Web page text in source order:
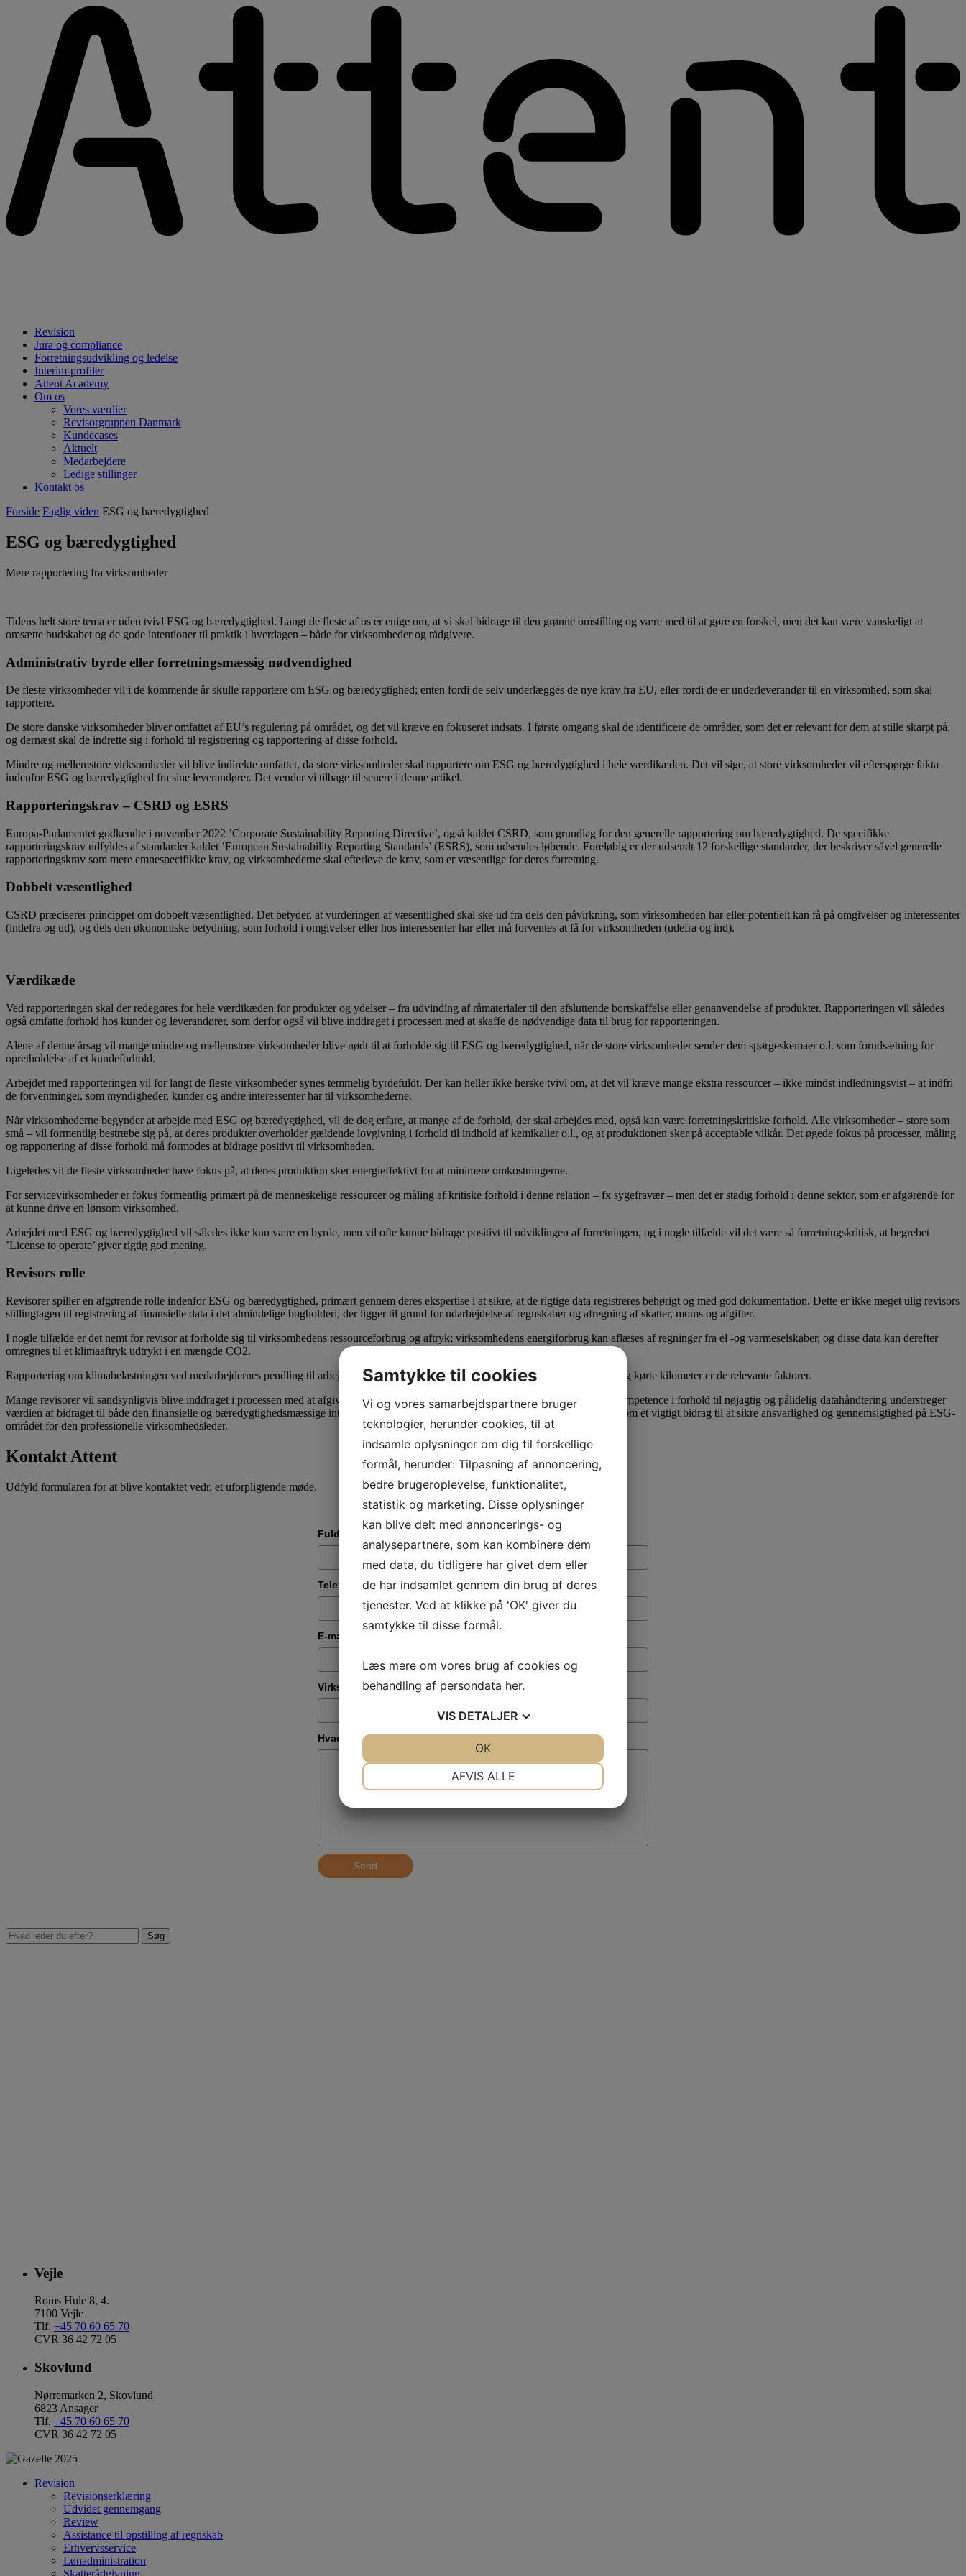
Revision
Jura og compliance
Forretningsudvikling og ledelse
Interim-profiler
Attent Academy
Om os
Vores værdier
Revisorgruppen Danmark
Kundecases
Aktuelt
Medarbejdere
Ledige stillinger
Kontakt os
Forside Faglig viden ESG og bæredygtighed
ESG og bæredygtighed
Mere rapportering fra virksomheder
Tidens helt store tema er uden tvivl ESG og bæredygtighed. Langt de fleste af os er enige om, at vi skal bidrage til den grønne omstilling og være med til at gøre en forskel, men det kan være vanskeligt at
omsætte budskabet og de gode intentioner til praktik i hverdagen – både for virksomheder og rådgivere.
Administrativ byrde eller forretningsmæssig nødvendighed
De fleste virksomheder vil i de kommende år skulle rapportere om ESG og bæredygtighed; enten fordi de selv underlægges de nye krav fra EU, eller fordi de er underleverandør til en virksomhed, som skal
rapportere.
De store danske virksomheder bliver omfattet af EU’s regulering på området, og det vil kræve en fokuseret indsats. I første omgang skal de identificere de områder, som det er relevant for dem at stille skarpt på,
og dernæst skal de indrette sig i forhold til registrering og rapportering af disse forhold.
Mindre og mellemstore virksomheder vil blive indirekte omfattet, da store virksomheder skal rapportere om ESG og bæredygtighed i hele værdikæden. Det vil sige, at store virksomheder vil efterspørge fakta
indenfor ESG og bæredygtighed fra sine leverandører. Det vender vi tilbage til senere i denne artikel.
Rapporteringskrav – CSRD og ESRS
Europa-Parlamentet godkendte i november 2022 ’Corporate Sustainability Reporting Directive’, også kaldet CSRD, som grundlag for den generelle rapportering om bæredygtighed. De specifikke
rapporteringskrav udfyldes af standarder kaldet ’European Sustainability Reporting Standards’ (ESRS), som udsendes løbende. Foreløbig er der udsendt 12 forskellige standarder, der beskriver såvel generelle
rapporteringskrav som mere emnespecifikke krav, og virksomhederne skal efterleve de krav, som er væsentlige for deres forretning.
Dobbelt væsentlighed
CSRD præciserer princippet om dobbelt væsentlighed. Det betyder, at vurderingen af væsentlighed skal ske ud fra dels den påvirkning, som virksomheden har eller potentielt kan få på omgivelser og interessenter
(indefra og ud), og dels den økonomiske betydning, som forhold i omgivelser eller hos interessenter har eller må forventes at få for virksomheden (udefra og ind).
Værdikæde
Ved rapporteringen skal der redegøres for hele værdikæden for produkter og ydelser – fra udvinding af råmaterialer til den afsluttende bortskaffelse eller genanvendelse af produkter. Rapporteringen vil således
også omfatte forhold hos kunder og leverandører, som derfor også vil blive inddraget i processen med at skaffe de nødvendige data til brug for rapporteringen.
Alene af denne årsag vil mange mindre og mellemstore virksomheder blive nødt til at forholde sig til ESG og bæredygtighed, når de store virksomheder sender dem spørgeskemaer o.l. som forudsætning for
opretholdelse af et kundeforhold.
Arbejdet med rapporteringen vil for langt de fleste virksomheder synes temmelig byrdefuldt. Der kan heller ikke herske tvivl om, at det vil kræve mange ekstra ressourcer – ikke mindst indledningsvist – at indfri
de forventninger, som myndigheder, kunder og andre interessenter har til virksomhederne.
Når virksomhederne begynder at arbejde med ESG og bæredygtighed, vil de dog erfare, at mange af de forhold, der skal arbejdes med, også kan være forretningskritiske forhold. Alle virksomheder – store som
små – vil formentlig bestræbe sig på, at deres produkter overholder gældende lovgivning i forhold til indhold af kemikalier o.l., og at produktionen sker på acceptable vilkår. Det øgede fokus på processer, måling
og rapportering af disse forhold må formodes at bidrage positivt til virksomheden.
Ligeledes vil de fleste virksomheder have fokus på, at deres produktion sker energieffektivt for at minimere omkostningerne.
For servicevirksomheder er fokus formentlig primært på de menneskelige ressourcer og måling af kritiske forhold i denne relation – fx sygefravær – men det er stadig forhold i denne sektor, som er afgørende for
at kunne drive en lønsom virksomhed.
Arbejdet med ESG og bæredygtighed vil således ikke kun være en byrde, men vil ofte kunne bidrage positivt til udviklingen af forretningen, og i nogle tilfælde vil det være så forretningskritisk, at begrebet
’License to operate’ giver rigtig god mening.
Revisors rolle
Revisorer spiller en afgørende rolle indenfor ESG og bæredygtighed, primært gennem deres ekspertise i at sikre, at de rigtige data registreres behørigt og med god dokumentation. Dette er ikke meget ulig revisors
stillingtagen til registrering af finansielle data i det almindelige bogholderi, der ligger til grund for udarbejdelse af regnskaber og afregning af skatter, moms og afgifter.
I nogle tilfælde er det nemt for revisor at forholde sig til virksomhedens ressourceforbrug og aftryk; virksomhedens energiforbrug kan aflæses af regninger fra el -og varmeselskaber, og disse data kan derefter
omregnes til et klimaaftryk udtrykt i en mængde CO2.
Rapportering om klimabelastningen ved medarbejdernes pendling til arbejde kræver derimod helt nye registreringer, hvor transportform og kørte kilometer er de relevante faktorer.
Mange revisorer vil sandsynligvis blive inddraget i processen med at afgive erklæringer om virksomhedernes rapportering, og revisors kompetence i forhold til nøjagtig og pålidelig datahåndtering understreger
værdien af bidraget til både den finansielle og bæredygtighedsmæssige integritet i virksomhedernes rapportering. Revisors rolle kan ses som et vigtigt bidrag til at sikre ansvarlighed og gennemsigtighed på ESG-
området for den professionelle virksomhedsleder.
Kontakt Attent
Udfyld formularen for at blive kontaktet vedr. et uforpligtende møde.
Fulde navn
Telefonnummer*
E-mail
Virksomhed*
Hvad drejer din henvendelse sig om?*
Send
Vejle
Roms Hule 8, 4.
7100 Vejle
Tlf. +45 70 60 65 70
CVR 36 42 72 05
Skovlund
Nørremarken 2, Skovlund
6823 Ansager
Tlf. +45 70 60 65 70
CVR 36 42 72 05
Revision
Revisionserklæring
Udvidet gennemgang
Review
Assistance til opstilling af regnskab
Erhvervsservice
Lønadministration
Skatterådgivning
Samtykke til cookies
Vi og vores samarbejdspartnere bruger
teknologier, herunder cookies, til at
indsamle oplysninger om dig til forskellige
formål, herunder: Tilpasning af annoncering,
bedre brugeroplevelse, funktionalitet,
statistik og marketing. Disse oplysninger
kan blive delt med annoncerings- og
analysepartnere, som kan kombinere dem
med data, du tidligere har givet dem eller
de har indsamlet gennem din brug af deres
tjenester. Ved at klikke på 'OK' giver du
samtykke til disse formål.
Læs mere om vores brug af cookies og
behandling af persondata her.
VIS DETALJER
AFVIS ALLE
OK